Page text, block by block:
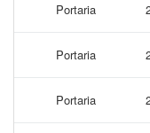
Portaria
Portaria
Portaria